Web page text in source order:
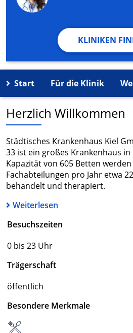
KLINIKEN
Start Für die Klinik
Herzlich Willkommen
Städtisches Krankenhaus Kiel
33 ist ein großes Krankenhaus
Kapazität von 605 Betten
Fachabteilungen pro Jahr etwa
behandelt und therapiert.
Weiterlesen
Besuchszeiten
0 bis 23 Uhr
Trägerschaft
öffentlich
Besondere Merkmale